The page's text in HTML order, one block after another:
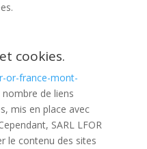
cookies.
or-france-mont-
de liens
mis en place avec
SARL LFOR
le contenu des sites